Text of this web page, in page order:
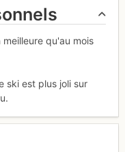
qu'au mois
ski est plus joli sur